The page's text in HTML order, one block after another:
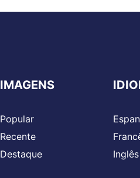
IMAGENS
Popular
Recente
Destaque
Inglês